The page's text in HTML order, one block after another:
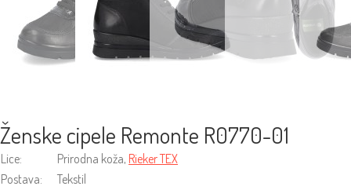
Ženske cipele Remonte R0770-01
Lice: Prirodna koža, Rieker TEX
Postava:
Tekstil